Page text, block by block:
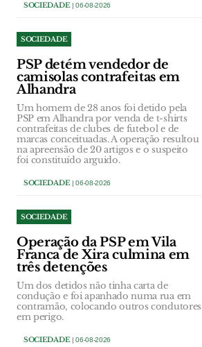
SOCIEDADE| 06-08-2026
SOCIEDADE
PSP detém vendedor de
camisolas contrafeitas em
Alhandra
Um homem de 28 anos foi detido pela
PSP em Alhandra por venda de t-shirts
contrafeitas de clubes de futebol e de
marcas conceituadas. A operação resultou
na apreensão de 20 artigos e o suspeito
foi constituído arguido.
SOCIEDADE| 06-08-2026
SOCIEDADE
Operação da PSP em Vila
Franca de Xira culmina em
três detenções
Um dos detidos não tinha carta de
condução e foi apanhado numa rua em
contramão, colocando outros condutores
em perigo.
SOCIEDADE| 06-08-2026